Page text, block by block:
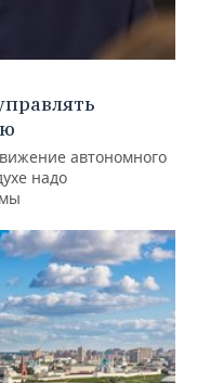
автономного
надо